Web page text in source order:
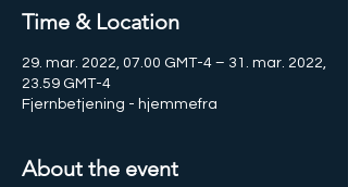
Time & Location
29. mar. 2022, 07.00 GMT-4 – 31. mar. 2022,
23.59 GMT-4
Fjernbetjening - hjemmefra
About the event